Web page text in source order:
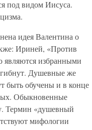
под видом Иисуса.
идея Валентина о
Ириней, «Против
являются избранными
Душевные же
быть обучены и в конце
Обыкновенные
Термин «душевный
мифологии